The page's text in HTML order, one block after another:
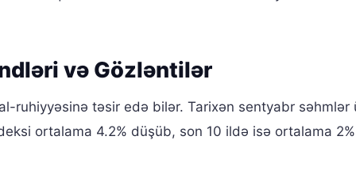
və Gözləntilər
ruhiyyəsinə təsir edə bilər. Tarixən sentyabr səhmlər
ortalama 4.2% düşüb, son 10 ildə isə ortalama